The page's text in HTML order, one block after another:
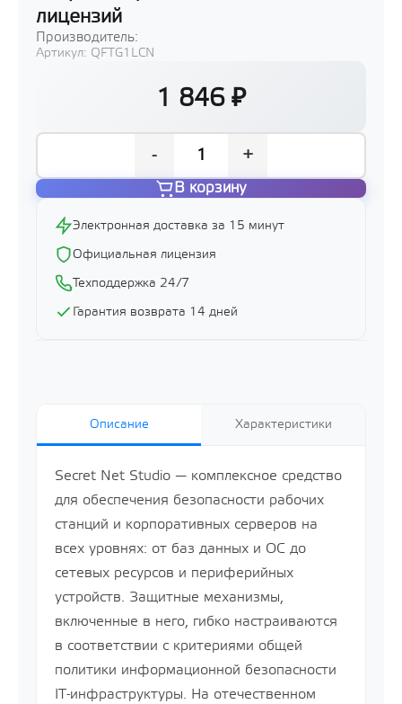
лицензий
Производитель:
Артикул: QFTG1LCN
1 846 ₽
- +
В корзину
Электронная доставка за 15 минут
Официальная лицензия
Техподдержка 24/7
Гарантия возврата 14 дней
Описание Характеристики
Secret Net Studio — комплексное средство
для обеспечения безопасности рабочих
станций и корпоративных серверов на
всех уровнях: от баз данных и ОС до
сетевых ресурсов и периферийных
устройств. Защитные механизмы,
включенные в него, гибко настраиваются
в соответствии с критериями общей
политики информационной безопасности
IT-инфраструктуры. На отечественном